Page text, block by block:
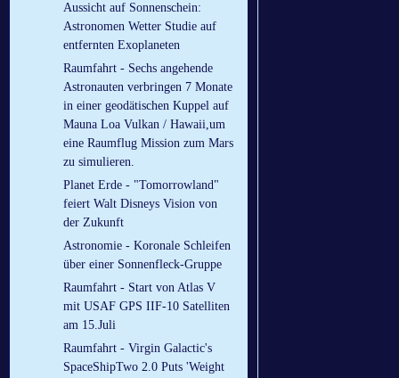
Aussicht auf Sonnenschein:
Astronomen Wetter Studie auf
entfernten Exoplaneten
Raumfahrt - Sechs angehende
Astronauten verbringen 7 Monate
in einer geodätischen Kuppel auf
Mauna Loa Vulkan / Hawaii,um
eine Raumflug Mission zum Mars
zu simulieren.
Planet Erde - "Tomorrowland"
feiert Walt Disneys Vision von
der Zukunft
Astronomie - Koronale Schleifen
über einer Sonnenfleck-Gruppe
Raumfahrt - Start von Atlas V
mit USAF GPS IIF-10 Satelliten
am 15.Juli
Raumfahrt - Virgin Galactic's
SpaceShipTwo 2.0 Puts 'Weight